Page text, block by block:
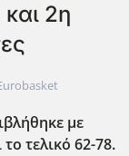
2η
με
τελικό 62-78.